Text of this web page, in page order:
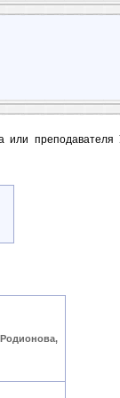
или преподавателя